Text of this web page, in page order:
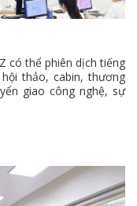
có thể phiên dịch tiếng
thảo, cabin, thương
giao công nghệ, sự